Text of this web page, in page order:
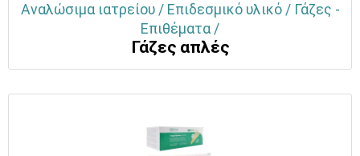
Αναλώσιμα ιατρείου / Επιδεσμικό υλικό / Γάζες -
Επιθέματα /
Γάζες απλές